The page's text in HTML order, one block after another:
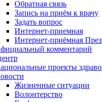
Обратная связь
Запись на приём к врачу
Задать вопрос
Интернет-приемная
Интернет-приёмная
комментарий
проекты
Жизненные ситуации
Волонтерство